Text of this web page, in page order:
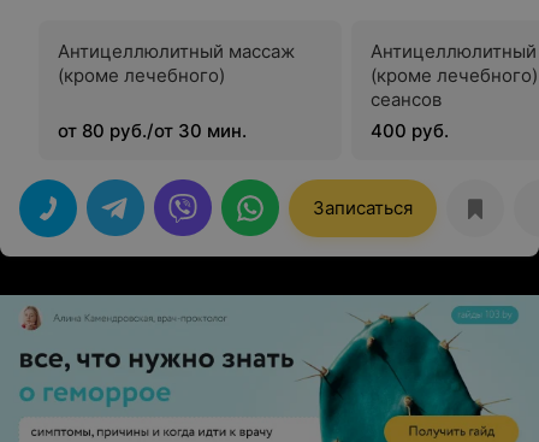
Антицеллюлитный массаж
(кроме лечебного)
от 80 руб./от 30 мин.
(кроме
сеансов
400 руб.
Записаться